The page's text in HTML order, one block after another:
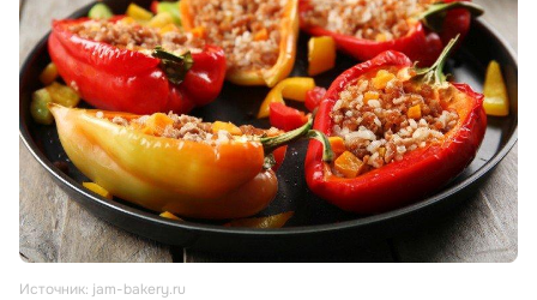
Источник: jam-bakery.ru